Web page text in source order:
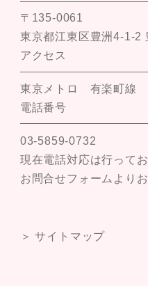
〒135-0061
東京都江東区豊洲4-1-2
アクセス
東京メトロ 有楽町線
電話番号
03-5859-0732
現在電話対応は行ってお
お問合せフォームより
＞ サイトマップ